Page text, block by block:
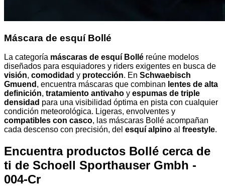
Máscara de esquí Bollé
La categoría máscaras de esquí Bollé reúne modelos
diseñados para esquiadores y riders exigentes en busca de
visión, comodidad y protección. En Schwaebisch
Gmuend , encuentra máscaras que combinan lentes de alta
definición, tratamiento antivaho y espumas de triple
densidad para una visibilidad óptima en pista con cualquier
condición meteorológica. Ligeras, envolventes y
compatibles con casco, las máscaras Bollé acompañan
cada descenso con precisión, del esquí alpino al freestyle.
Encuentra productos Bollé cerca de
ti de Schoell Sporthauser Gmbh -
004-Cr